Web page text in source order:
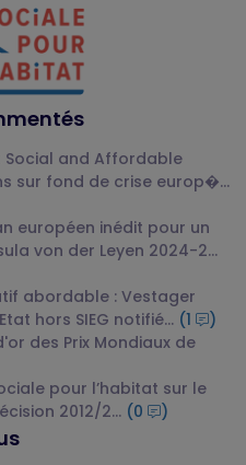
Social and Affordable
sur fond de crise europ�...
européen inédit pour un
von der Leyen 2024-2...
abordable : Vestager
hors SIEG notifié... (1
)
des Prix Mondiaux de
pour l’habitat sur le
2012/2... (0 )